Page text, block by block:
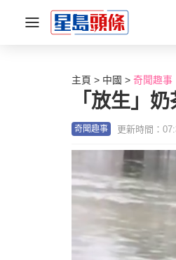
主頁 中國 奇聞趣事
「放生」
奇聞趣事 更新時間：